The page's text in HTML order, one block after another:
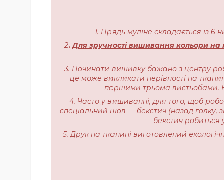
1. Прядь муліне складається із
2.Для зручності вишивання кольори на
3. Починати вишивку бажано з центру
це може викликати нерівності на
першими трьома вистьобами.
4. Часто у вишиванні, для того, щоб
спеціальний шов — бекстич (назад голку,
бекстич робиться
5. Друк на тканині виготовлений